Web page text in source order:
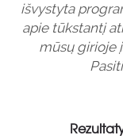
išvystyta
apie tūkstantį
mūsų girioje